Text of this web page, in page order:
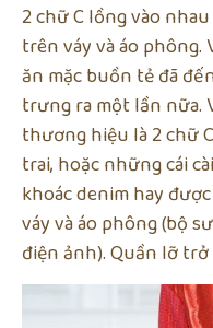
2 chữ C lồng vào
trên váy và áo
ăn mặc buồn tẻ đã
trưng ra một lần nữa.
thương hiệu là 2 chữ
trai, hoặc những cái
khoác denim hay
váy và áo phông (bộ
điện ảnh). Quần lỡ